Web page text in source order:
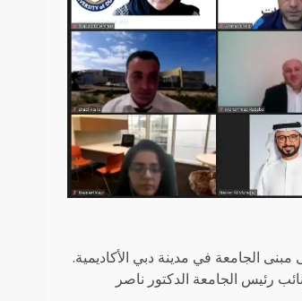
الجامعة في مدينة دبي الأكاديمية.
رئيس الجامعة الدكتور ناصر